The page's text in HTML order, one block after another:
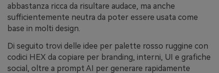
abbastanza ricca da risultare audace, ma anche
sufficientemente neutra da poter essere usata come
base in molti design.
Di seguito trovi delle idee per palette rosso ruggine con
codici HEX da copiare per branding, interni, UI e grafiche
social, oltre a prompt AI per generare rapidamente